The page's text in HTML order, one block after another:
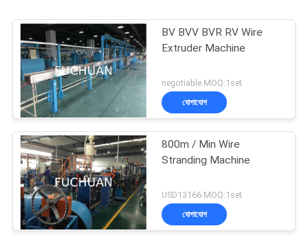
BV BVV BVR RV Wire
Extruder Machine
negotiable MOQ:1set
যোগাযোগ
800m / Min Wire
Stranding Machine
USD13166 MOQ:1set
যোগাযোগ